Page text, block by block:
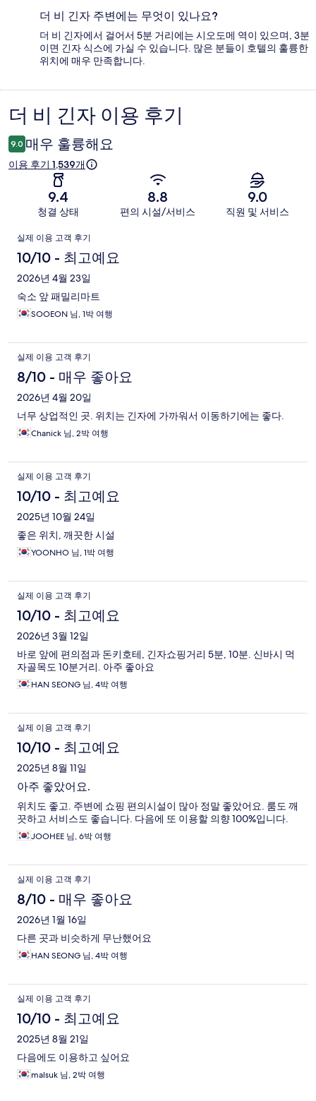
더 비 긴자 주변에는 무엇이 있나요?
더 비 긴자에서 걸어서 5분 거리에는 시오도메 역이 있으며, 3분
이면 긴자 식스에 가실 수 있습니다. 많은 분들이 호텔의 훌륭한
위치에 매우 만족합니다.
이
용
후
더 비 긴자 이용 후기
9.0 매우 훌륭해요
이용 후기 1,539개
9.4
청결 상태
8.8
편의 시설/서비스
9.0
직원 및 서비스
이
용
후
기
실제 이용 고객 후기
10/10 - 최고예요
2026년 4월 23일
숙소 앞 패밀리마트
SOOEON 님, 1박 여행
실제 이용 고객 후기
8/10 - 매우 좋아요
2026년 4월 20일
너무 상업적인 곳. 위치는 긴자에 가까워서 이동하기에는 좋다.
Chanick 님, 2박 여행
실제 이용 고객 후기
10/10 - 최고예요
2025년 10월 24일
좋은 위치, 깨끗한 시설
YOONHO 님, 1박 여행
실제 이용 고객 후기
10/10 - 최고예요
2026년 3월 12일
바로 앞에 편의점과 돈키호테, 긴자쇼핑거리 5분, 10분. 신바시 먹
자골목도 10분거리. 아주 좋아요
HAN SEONG 님, 4박 여행
실제 이용 고객 후기
10/10 - 최고예요
2025년 8월 11일
아주 좋았어요.
위치도 좋고. 주변에 쇼핑 편의시설이 많아 정말 좋았어요. 룸도 깨
끗하고 서비스도 좋습니다. 다음에 또 이용할 의향 100%입니다.
JOOHEE 님, 6박 여행
실제 이용 고객 후기
8/10 - 매우 좋아요
2026년 1월 16일
다른 곳과 비슷하게 무난했어요
HAN SEONG 님, 4박 여행
실제 이용 고객 후기
10/10 - 최고예요
2025년 8월 21일
다음에도 이용하고 싶어요
malsuk 님, 2박 여행